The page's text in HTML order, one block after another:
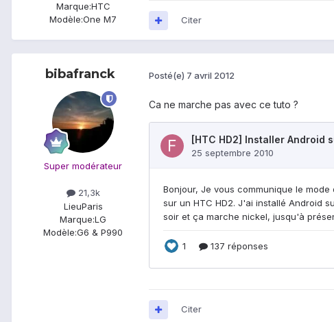
Marque:HTC
Modèle:One M7 Citer
bibafranck
Super modérateur
21,3k
LieuParis
Marque:LG
Modèle:G6 & P990
Posté(e) 7 avril 2012
Ca ne marche pas avec ce tuto ?
Citer